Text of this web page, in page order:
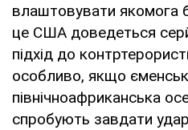
влаштовувати якомога
це США доведеться
підхід до
особливо, якщо
північноафриканська
спробують завдати